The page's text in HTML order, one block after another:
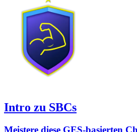
Intro zu SBCs
Meistere diese GES-basierten